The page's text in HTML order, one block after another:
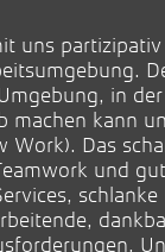
uns
in
machen kann
Work). Das
und
schlanke